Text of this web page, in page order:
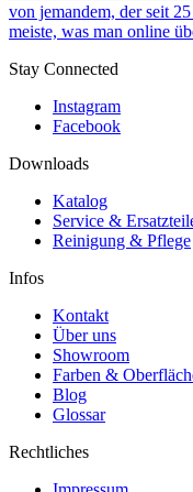
von jemandem, der seit
meiste, was man online
Stay Connected
Instagram
Facebook
Downloads
Katalog
Service &
Reinigung & Pflege
Infos
Kontakt
Über uns
Showroom
Farben &
Blog
Glossar
Rechtliches